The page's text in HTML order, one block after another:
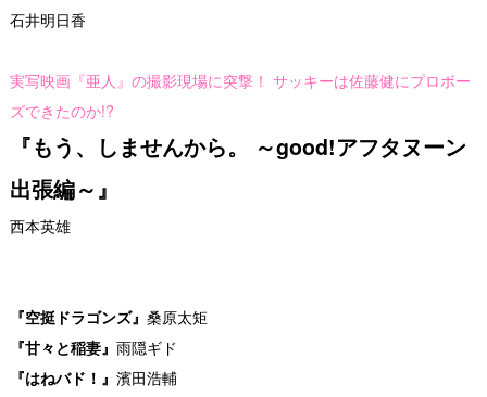
石井明日香
実写映画『亜人』の撮影現場に突撃！ サッキーは佐藤健にプロボー
ズできたのか!?
『もう、しませんから。 ～good!アフタヌーン
出張編～』
西本英雄
『空挺ドラゴンズ』 桑原太矩
『甘々と稲妻』 雨隠ギド
『はねバド！』 濱田浩輔